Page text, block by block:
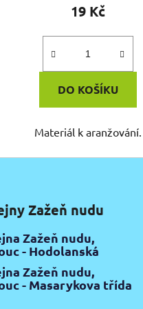
19 Kč
DO KOŠÍKU
Materiál k aranžování.
Zažeň nudu
Zažeň nudu,
- Hodolanská
Zažeň nudu,
- Masarykova třída